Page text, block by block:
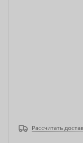
Рассчитать